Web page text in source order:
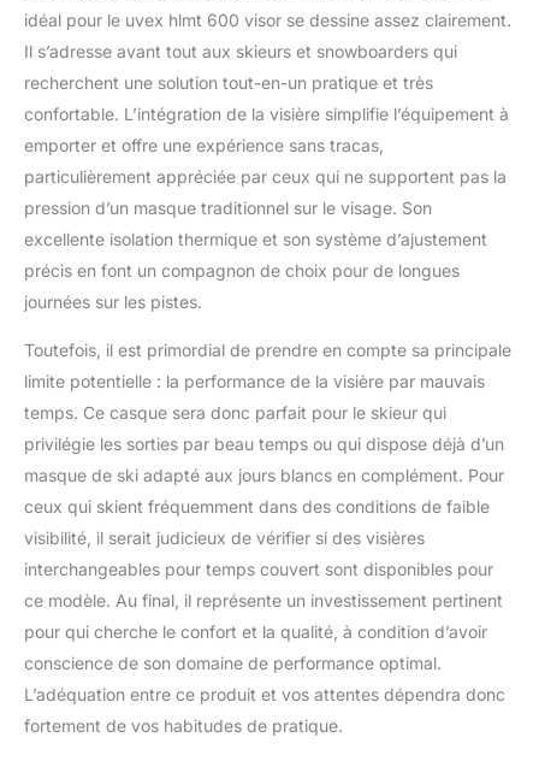
idéal pour le uvex hlmt 600 visor se dessine assez clairement.
Il s’adresse avant tout aux skieurs et snowboarders qui
recherchent une solution tout-en-un pratique et très
confortable. L’intégration de la visière simplifie l’équipement à
emporter et offre une expérience sans tracas,
particulièrement appréciée par ceux qui ne supportent pas la
pression d’un masque traditionnel sur le visage. Son
excellente isolation thermique et son système d’ajustement
précis en font un compagnon de choix pour de longues
journées sur les pistes.
Toutefois, il est primordial de prendre en compte sa principale
limite potentielle : la performance de la visière par mauvais
temps. Ce casque sera donc parfait pour le skieur qui
privilégie les sorties par beau temps ou qui dispose déjà d’un
masque de ski adapté aux jours blancs en complément. Pour
ceux qui skient fréquemment dans des conditions de faible
visibilité, il serait judicieux de vérifier si des visières
interchangeables pour temps couvert sont disponibles pour
ce modèle. Au final, il représente un investissement pertinent
pour qui cherche le confort et la qualité, à condition d’avoir
conscience de son domaine de performance optimal.
L’adéquation entre ce produit et vos attentes dépendra donc
fortement de vos habitudes de pratique.